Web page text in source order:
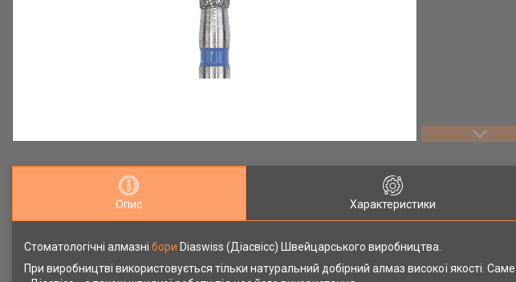
Опис Характеристики
Стоматологічні алмазні бори Diaswiss (Діасвісс) Швейцарського виробництва.
При виробництві використовується тільки натуральний добірний алмаз високої якості.